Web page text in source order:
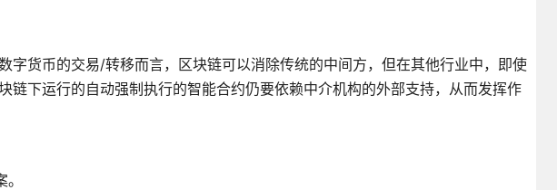
字货币的交易/转移而言，区块链可以消除传统的中间方，但在其他行业中，即使
链下运行的自动强制执行的智能合约仍要依赖中介机构的外部支持，从而发挥作